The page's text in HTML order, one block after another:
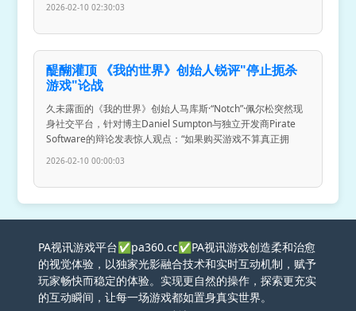
2026-02-10 02:30:03
醍醐灌顶 《我的世界》创始人锐评"停止扼杀
游戏"论战
久未露面的《我的世界》创始人马库斯·“Notch”·佩尔松突然现
身社交平台，针对博主Daniel Sumpton与独立开发商Pirate
Software的辩论发表惊人观点：“如果购买游戏不算真正拥
2026-02-10 00:00:03
PA视讯游戏平台✅pa360.cc✅PA视讯游戏创造柔和治愈
的视觉体验，以独家光影融合技术和实时互动机制，赋予
玩家畅快而稳定的体验。实现更自然的操作，探索更充实
的互动瞬间，让每一场游戏都如置身真实世界。